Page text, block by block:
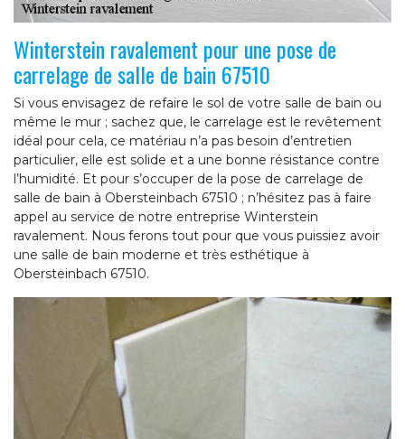
Winterstein ravalement pour une pose de
carrelage de salle de bain 67510
Si vous envisagez de refaire le sol de votre salle de bain ou
même le mur ; sachez que, le carrelage est le revêtement
idéal pour cela, ce matériau n’a pas besoin d’entretien
particulier, elle est solide et a une bonne résistance contre
l’humidité. Et pour s’occuper de la pose de carrelage de
salle de bain à Obersteinbach 67510 ; n’hésitez pas à faire
appel au service de notre entreprise Winterstein
ravalement. Nous ferons tout pour que vous puissiez avoir
une salle de bain moderne et très esthétique à
Obersteinbach 67510.